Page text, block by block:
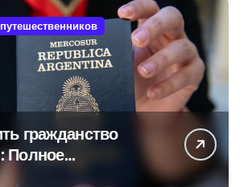
гражданство
Полное